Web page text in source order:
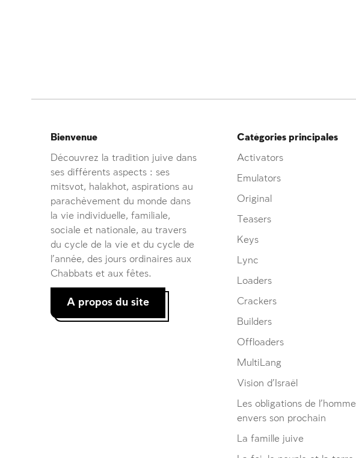
Catégories principales
Activators
Emulators
Original
Teasers
Keys
Lync
Loaders
Crackers
Builders
Offloaders
MultiLang
Vision d’Israël
Les obligations de l’homme
envers son prochain
La famille juive
Bienvenue
Découvrez la tradition juive dans
ses différents aspects : ses
mitsvot, halakhot, aspirations au
parachèvement du monde dans
la vie individuelle, familiale,
sociale et nationale, au travers
du cycle de la vie et du cycle de
l’année, des jours ordinaires aux
Chabbats et aux fêtes.
A propos du site